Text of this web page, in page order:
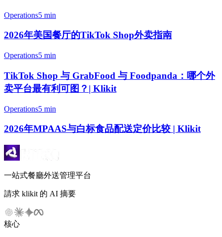
Operations5 min
2026年美国餐厅的TikTok Shop外卖指南
Operations5 min
TikTok Shop 与 GrabFood 与 Foodpanda：哪个外
卖平台最有利可图？| Klikit
Operations5 min
2026年MPAAS与白标食品配送定价比较 | Klikit
一站式餐廳外送管理平台
請求 klikit 的 AI 摘要
核心